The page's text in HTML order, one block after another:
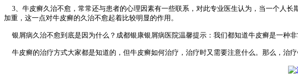
3、牛皮癣久治不愈，常常还与患者的心理因素有一些联系，对此专业医生认为，当一个人
加重，这一点对牛皮癣的久治不愈起着比较明显的作用。
银屑病久治不愈到底是因为什么？成都银康银屑病医院温馨提示：我们都知道牛皮癣是一种
牛皮癣的治疗方式大家都是知道的，但牛皮癣如何治疗，治疗时又需要注意什么。那么，治